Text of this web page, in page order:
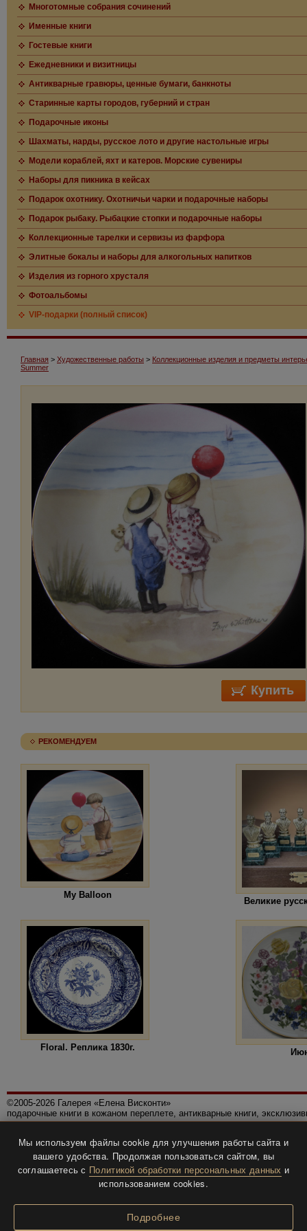
Многотомные собрания сочинений
Именные книги
Гостевые книги
Ежедневники и визитницы
Антикварные гравюры, ценные бумаги, банкноты
Старинные карты городов, губерний и стран
Подарочные иконы
Шахматы, нарды, русское лото и другие настольные игры
Модели кораблей, яхт и катеров. Морские сувениры
Наборы для пикника в кейсах
Подарок охотнику. Охотничьи чарки и подарочные наборы
Подарок рыбаку. Рыбацкие стопки и подарочные наборы
Коллекционные тарелки и сервизы из фарфора
Элитные бокалы и наборы для алкогольных напитков
Изделия из горного хрусталя
Фотоальбомы
VIP-подарки (полный список)
Главная > Художественные работы > Коллекционные изделия и предметы
Summer
РЕКОМЕНДУЕМ
My Balloon
Великие
Floral. Реплика 1830г.
©2005-2026 Галерея «Елена Висконти»
подарочные книги в кожаном переплете, антикварные книги,
Политика конфиденциальности
Все права защищены.
Разработка и дизайнBTV-info.
Мы используем файлы cookie для улучшения работы сайта и
вашего удобства. Продолжая пользоваться сайтом, вы
соглашаетесь с Политикой обработки персональных данных и
использованием cookies.
Подробнее